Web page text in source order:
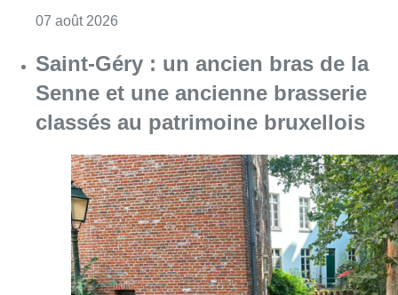
07 août 2026
Saint-Géry : un ancien bras de la
Senne et une ancienne brasserie
classés au patrimoine bruxellois